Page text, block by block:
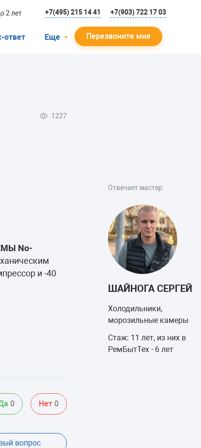
2 лет +7(495) 215 14 41 +7(903) 722 17 03
ответ Еще
Мастера
Перезвоните мне
1227
Отвечает мастер:
ШАЙНОГА СЕРГЕЙ
Холодильники,
морозильные камеры
Стаж: 11 лет, из них в
РемБытТех - 6 лет
No-
и -40
0 Нет 0
вопрос